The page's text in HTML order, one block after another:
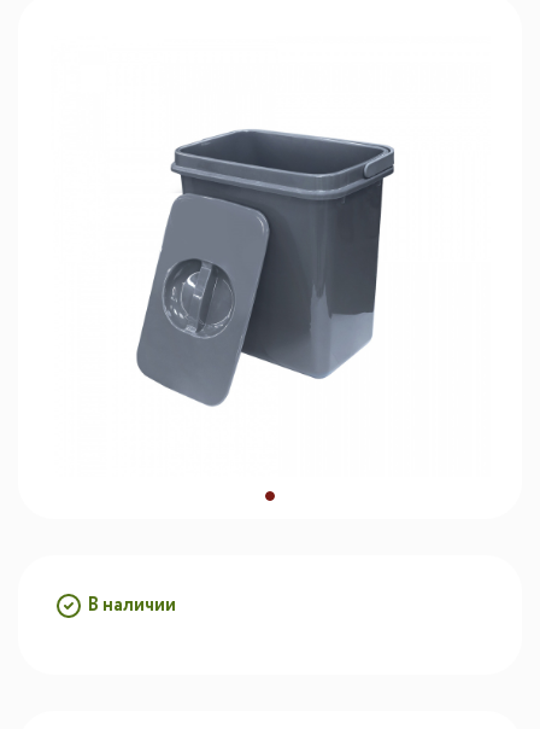
В наличии